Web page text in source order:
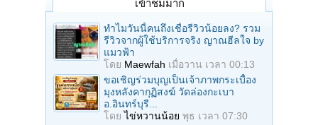
เข้าชมมาก
ทำไมวันนี้คนถึงเชื่อรีวิวน้อยลง? รวม
รีวิวจากผู้ใช้บริการจริง ญาณฮีลใจ by
แมวฟ้า
โดย Maewfah เมื่อวาน เวลา 00:13
ขอเชิญร่วมบุญเป็นเจ้าภาพกระเบื้อง
มุงหลังคากุฏิสงฆ์ วัดล่องกะเบา
อ.อินทร์บุรี...
โดยไข่หวานน้อย พุธ เวลา 07:30